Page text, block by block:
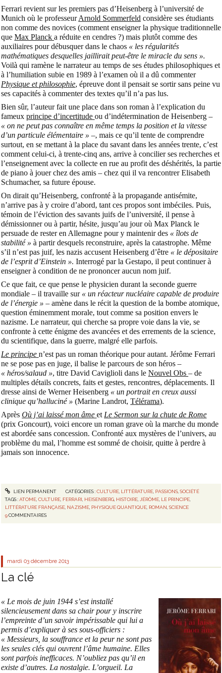
Ferrari revient sur les premiers pas d’Heisenberg à l’université de
Munich où le professeurArnold Sommerfeld considère ses étudiants
non comme des novices (comment enseigner la physique traditionnelle
que Max Planck a réduite en cendres ?) mais plutôt comme des
auxiliaires pour débusquer dans le chaos « les régularités
mathématiques desquelles jaillirait peut-être le miracle du sens ».
Voilà qui ramène le narrateur au temps de ses études philosophiques et
à l’humiliation subie en 1989 à l’examen où il a dû commenter
Physique et philosophie, épreuve dont il pensait se sortir sans peine vu
ses capacités à commenter des textes qu’il n’a pas lus.
Bien sûr, l’auteur fait une place dans son roman à l’explication du
fameux principe d’incertitude ou d’indétermination de Heisenberg –
« on ne peut pas connaître en même temps la position et la vitesse
d’un particule élémentaire » –, mais ce qu’il tente de comprendre
surtout, en se mettant à la place du savant dans les années trente, c’est
comment celui-ci, à trente-cinq ans, arrive à concilier ses recherches et
l’enseignement avec la collecte en rue au profit des déshérités, la partie
de piano à jouer chez des amis – chez qui il va rencontrer Elisabeth
Schumacher, sa future épouse.
On dirait qu’Heisenberg, confronté à la propagande antisémite,
n’arrive pas à y croire d’abord, tant ces propos sont imbéciles. Puis,
témoin de l’éviction des savants juifs de l’université, il pense à
démissionner ou à partir, hésite, jusqu’au jour où Max Planck le
persuade de rester en Allemagne pour y maintenir des « îlots de
stabilité » à partir desquels reconstruire, après la catastrophe. Même
s’il n’est pas juif, les nazis accusent Heisenberg d’être « le dépositaire
de l’esprit d’Einstein ». Interrogé par la Gestapo, il peut continuer à
enseigner à condition de ne prononcer aucun nom juif.
Ce que fait, ce que pense le physicien durant la seconde guerre
mondiale – il travaille sur « un réacteur nucléaire capable de produire
de l’énergie » – amène dans le récit la question de la bombe atomique,
question éminemment morale, tout comme sa position envers le
nazisme. Le narrateur, qui cherche sa propre voie dans la vie, se
confronte à cette énigme des avancées et des errements de la science,
du scientifique, dans la guerre, malgré elle parfois.
Le principe n’est pas un roman théorique pour autant. Jérôme Ferrari
ne se pose pas en juge, il balise le parcours de son héros –
« héros/salaud », titre David Caviglioli dans le Nouvel Obs – de
multiples détails concrets, faits et gestes, rencontres, déplacements. Il
dresse ainsi de Werner Heisenberg « un portrait en creux aussi
clinique qu’halluciné » (Marine Landrot, Télérama).
Après Où j’ai laissé mon âme et Le Sermon sur la chute de Rome
(prix Goncourt), voici encore un roman grave où la marche du monde
est abordée sans concession. Confronté aux mystères de l’univers, au
problème du mal, l’homme est sommé de choisir, quitte à perdre à
jamais son innocence.
LIEN PERMANENT CATÉGORIES :CULTURE, LITTÉRATURE, PASSIONS, SOCIÉTÉ
TAGS :ATOME ,CULTURE FERRARI HEISENBERG HISTOIRE JÉRÔME LE PRINCIPE
LITTÉRATURE FRANÇAISE NAZISME PHYSIQUE QUANTIQUE ROMAN ,SCIENCE
9COMMENTAIRES
mardi 03 décembre 2013
La clé
« Le mois de juin 1944 s’est installé
silencieusement dans sa chair pour y inscrire
l’empreinte d’un savoir impérissable qui lui a
permis d’expliquer à ses sous-officiers :
« Messieurs, la souffrance et la peur ne sont pas
les seules clés qui ouvrent l’âme humaine. Elles
sont parfois inefficaces. N’oubliez pas qu’il en
existe d’autres. La nostalgie. L’orgueil. La